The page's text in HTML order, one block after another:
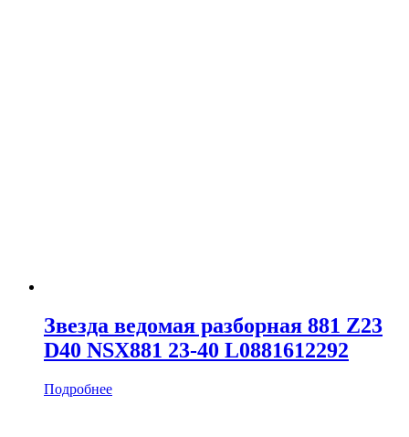
Звезда ведомая разборная 881 Z23
D40 NSX881 23-40 L0881612292
Подробнее